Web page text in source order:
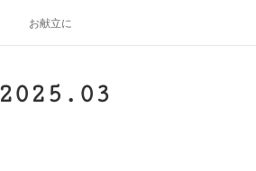
お献立に
2025 . 03